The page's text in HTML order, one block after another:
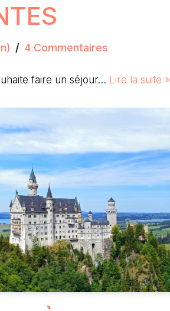
4 Commentaires
faire un séjour… Lire la suite »